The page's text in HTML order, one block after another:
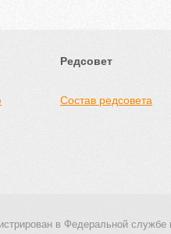
Редсовет
Состав редсовета
в Федеральной